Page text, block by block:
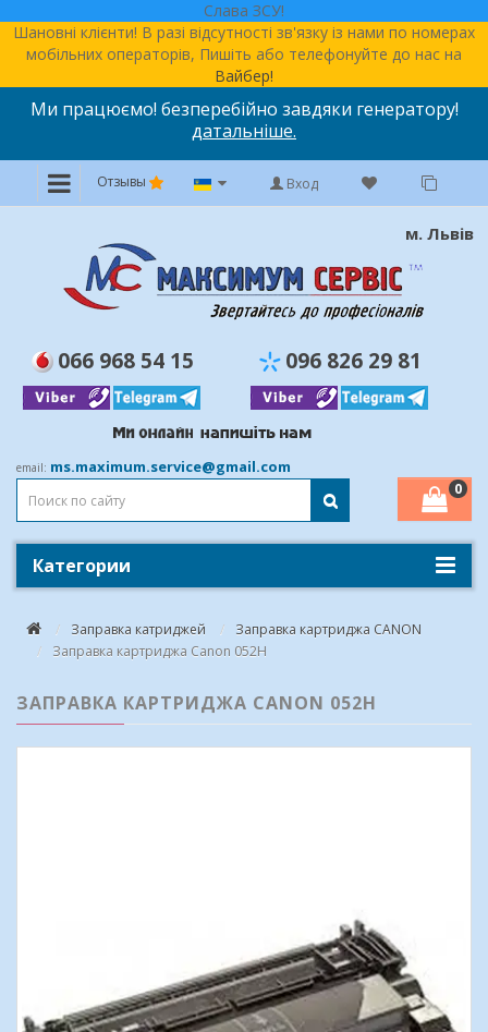
Слава ЗСУ!
Шановні клієнти! В разі відсутності зв'язку із нами по номерах
мобільних операторів, Пишіть або телефонуйте до нас на
Вайбер!
Ми працюємо! безперебійно завдяки генератору!
датальніше.
Отзывы Вход
м. Львів
066 968 54 15 096 826 29 81
email: ms.maximum.service@gmail.com
0
Категории
Заправка катриджей
Заправка картриджа CANON
Заправка картриджа Canon 052H
ЗАПРАВКА КАРТРИДЖА CANON 052H